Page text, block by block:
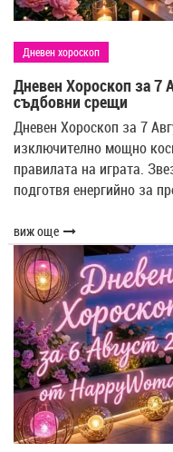
Дневен хороскоп
Дневен Хороскоп за 7
съдбовни срещи
Дневен Хороскоп за 7
изключително мощно
правилата на играта.
подготвя енергийно за
виж още